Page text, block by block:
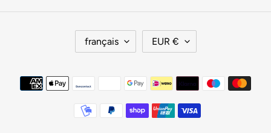
L
G
U
français
D
I
S
EUR €
Moyens
de
paiement